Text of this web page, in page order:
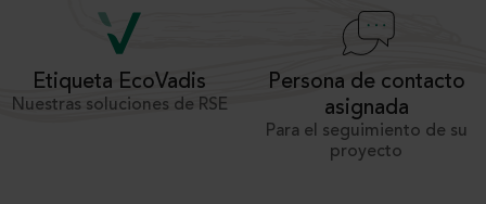
Etiqueta EcoVadis
Nuestras soluciones de RSE
Persona de contacto
asignada
Para el seguimiento de su
proyecto